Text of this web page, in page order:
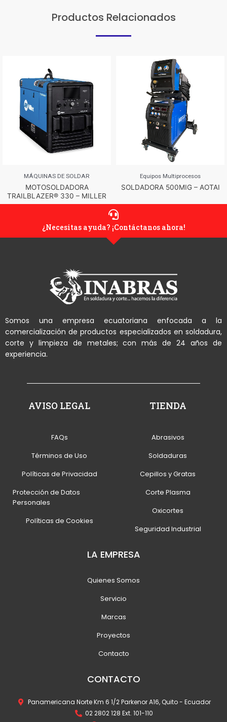
Productos Relacionados
MÁQUINAS DE SOLDAR
MOTOSOLDADORA
TRAILBLAZER® 330 – MILLER
Equipos Multiprocesos
SOLDADORA 500MIG – AOTAI
¿Necesitas ayuda? ¡Contáctanos ahora!
CONTACTO
Panamericana Norte Km 6 1/2 Parkenor A16, Quito - Ecuador
02 2802 128 Ext. 101-110
LA EMPRESA
Quienes Somos
Servicio
Marcas
Proyectos
Contacto
TIENDA
Abrasivos
Soldaduras
Cepillos y Gratas
Corte Plasma
Oxicortes
Seguridad Industrial
AVISO LEGAL
FAQs
Términos de Uso
Políticas de Privacidad
Protección de Datos
Personales
Políticas de Cookies
Somos una empresa ecuatoriana enfocada a la
comercialización de productos especializados en soldadura,
corte y limpieza de metales; con más de 24 años de
experiencia.